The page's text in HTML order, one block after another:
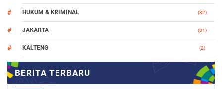
HUKUM & KRIMINAL (82)
JAKARTA (81)
KALTENG (2)
(147)
NASIONAL (1021)